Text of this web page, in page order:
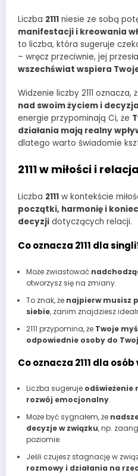
Liczba 2111 niesie ze sobą
manifestacji i kreowania
to liczba, która sugeruje
– wręcz przeciwnie, jej
wszechświat wspiera
Widzenie liczby 2111 oznacza,
nad swoim życiem i
energie przypominają Ci, że
działania mają realny
dlatego warto świadomie
2111 w miłości i
Liczba 2111 w kontekście
początki, harmonię i
decyzji dotyczących relacji.
Co oznacza 2111 dla
Może zwiastować
otworzysz się na zmiany.
To znak, że najpierw musisz
siebie, zanim znajdziesz
2111 przypomina, że Twoje
odpowiednie osoby do
Co oznacza 2111 dla
Liczba sugeruje odświeżenie
rozwój emocjonalny.
Może być sygnałem, że
decyzje w związku, np.
poziomie.
Jeśli czujesz stagnację w
rozmowy i działania na